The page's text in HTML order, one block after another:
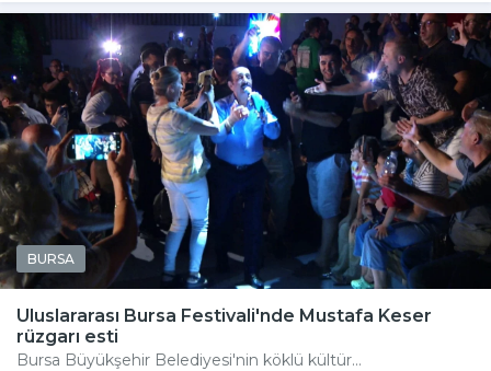
BURSA
Uluslararası Bursa Festivali'nde Mustafa Keser
rüzgarı esti
Bursa Büyükşehir Belediyesi'nin köklü kültür...